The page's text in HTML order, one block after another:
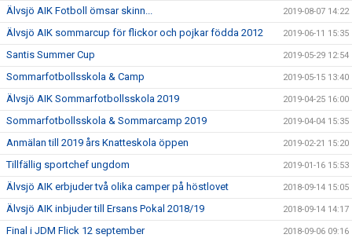
Älvsjö AIK Fotboll ömsar skinn... 2019-08-07 14:22
Älvsjö AIK sommarcup för flickor och pojkar födda 2012 2019-06-11 15:35
Santis Summer Cup 2019-05-29 12:54
Sommarfotbollsskola & Camp 2019-05-15 13:40
Älvsjö AIK Sommarfotbollsskola 2019 2019-04-25 16:00
Sommarfotbollsskola & Sommarcamp 2019 2019-04-04 15:35
Anmälan till 2019 års Knatteskola öppen 2019-02-21 15:20
Tillfällig sportchef ungdom 2019-01-16 15:53
Älvsjö AIK erbjuder två olika camper på höstlovet 2018-09-14 15:05
Älvsjö AIK inbjuder till Ersans Pokal 2018/19 2018-09-14 14:17
Final i JDM Flick 12 september 2018-09-06 09:16